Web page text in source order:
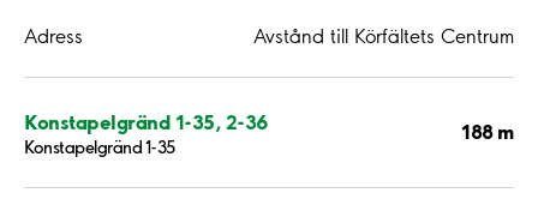
Adress Avstånd till Körfältets Centrum
Konstapelgränd 1-35, 2-36
Konstapelgränd 1-35
188 m